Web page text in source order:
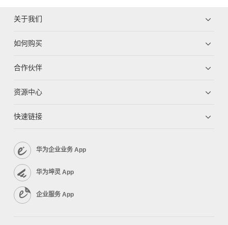
关于我们
如何购买
合作伙伴
资源中心
快速链接
华为企业业务 App
华为坤灵 App
企业服务 App